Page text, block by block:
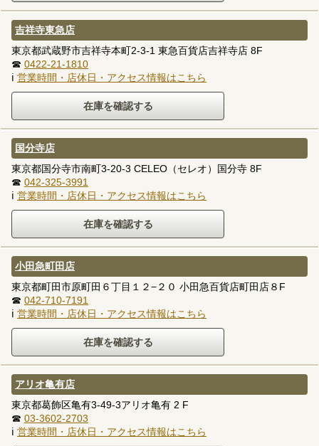
吉祥寺東急店
東京都武蔵野市吉祥寺本町2-3-1 東急百貨店吉祥寺店 8F
☎ 0422-21-1810
ℹ 営業時間・店休日・アクセス情報はこちら
国分寺店
東京都国分寺市南町3-20-3 CELEO（セレオ）国分寺 8F
☎ 042-325-3991
ℹ 営業時間・店休日・アクセス情報はこちら
小田急町田店
東京都町田市原町田６丁目１２−２０ 小田急百貨店町田店８F
☎ 042-710-7191
ℹ 営業時間・店休日・アクセス情報はこちら
アリオ亀有店
東京都葛飾区亀有3-49-3アリオ亀有 2 F
☎ 03-3602-2703
ℹ 営業時間・店休日・アクセス情報はこちら